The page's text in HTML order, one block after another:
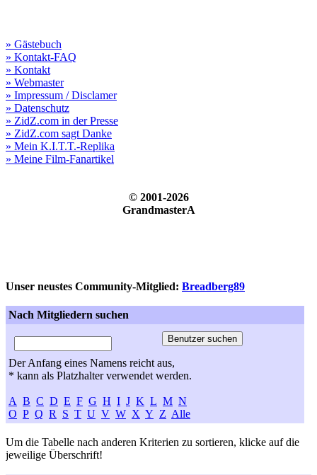
» Gästebuch
» Kontakt-FAQ
» Kontakt
» Webmaster
» Impressum / Disclamer
» Datenschutz
» ZidZ.com in der Presse
» ZidZ.com sagt Danke
» Mein K.I.T.T.-Replika
» Meine Film-Fanartikel
© 2001-2026
GrandmasterA
Unser neustes Community-Mitglied: Breadberg89
Nach Mitgliedern suchen
Der Anfang eines Namens reicht aus,
* kann als Platzhalter verwendet werden.
A B C D E F G H I J K L M N
O P Q R S T U V W X Y Z Alle
Um die Tabelle nach anderen Kriterien zu sortieren, klicke auf die
jeweilige Überschrift!